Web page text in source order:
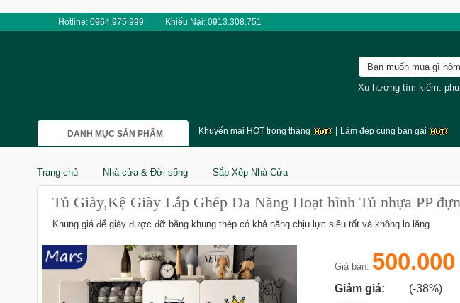
Hotline: 0964.975.999 Khiếu Nại: 0913.308.751
Xu hướng tìm kiếm:
DANH MỤC SẢN PHẨM Khuyến mại HOT trong tháng Làm đẹp cùng bạn gái
Trang chủ Nhà cửa & Đời sống Sắp Xếp Nhà Cửa
Tủ Giày,Kệ Giày Lắp Ghép Đa Năng Hoạt hình Tủ nhựa PP
Khung giá để giày được đỡ bằng khung thép có khả năng chịu lực siêu tốt và không lo lắng.
Giá bán:
Giảm giá:
(-38%)